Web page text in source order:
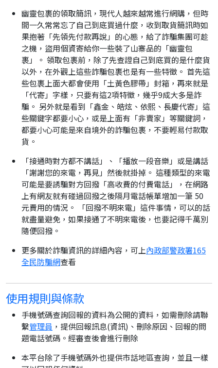
幽靈包裹的領取簡訊，現代人越來越常進行網購，但時
間一久常常忘了自己到底買過什麼，收到取貨簡訊時如
果抱著「先領先付款再說」的心態，給了詐騙集團可趁
之機，盜用個資寄給你一些裝了山寨品的「幽靈包
裹」。 領取包裹前，除了先查證自己到底買的是什麼貨
以外，在外觀上這些詐騙包裹也是有一些特徵。 首先這
些包裹上面大都會使用「土黃色膠帶」封箱，再來就是
「代寄」字樣，只要有這2項特徵，幾乎9成大多是詐
騙。 另外就是看到「鑫金、皓炫、依熙、長慶代寄」這
些關鍵字都要小心，或是上面有「非賣家」等關鍵詞，
都要小心可能是來自境外的詐騙包裹，不要輕易付款取
貨。
「接通時對方都不講話」、「播放一段音樂」或是講話
「謝謝您的來電，再見」然後就掛掉。 這種類型的來電
可能是要誘騙對方回撥「高收費的付費電話」，在網路
上有網友就有碰過回撥之後隔月電話帳單增加一筆 50
元費用的情況。 「回撥不明來電」這件事情，可以的話
就盡量避免，如果接通了不明來電後，也要記得千萬別
隨便回撥。
更多關於詐騙資訊的詳細內容，可上內政部警政署165
全民防騙網查看
使用規則與條款
手機號碼查詢回報的資料為公開的資料，如需刪除請聯
繫管理員 ，提供回報訊息(資訊)、刪除原因、回報的問
題電話號碼。經審查後會進行刪除
本平台除了手機號碼外也提供市話地區查詢，並且一樣